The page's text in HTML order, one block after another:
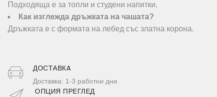
Подходяща е за топли и студени напитки.
Как изглежда дръжката на чашата?
Дръжката е с формата на лебед със златна корона.
ДОСТАВКA
Доставка: 1-3 работни дни
ОПЦИЯ ПРЕГЛЕД